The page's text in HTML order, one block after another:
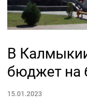
В
бюджет на
15.01.2023